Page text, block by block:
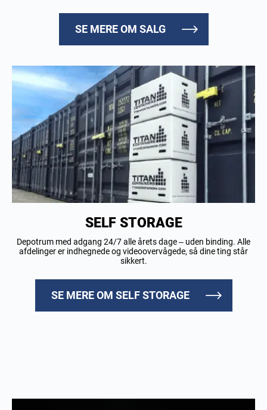
SE MERE OM SALG
SELF STORAGE
Depotrum med adgang 24/7 alle årets dage – uden binding. Alle
afdelinger er indhegnede og videoovervågede, så dine ting står
sikkert.
SE MERE OM SELF STORAGE